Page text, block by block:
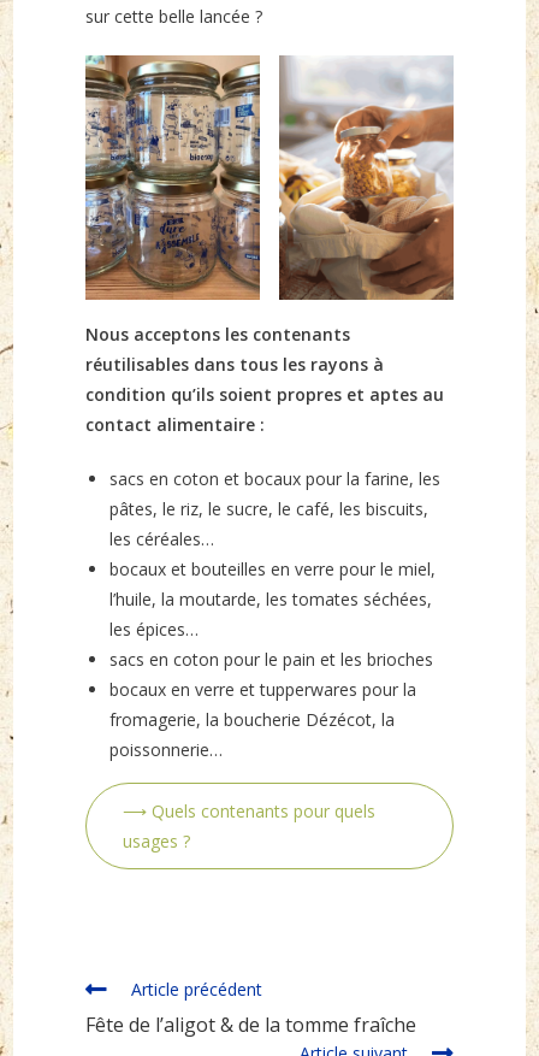
sur cette belle lancée ?
Nous acceptons les contenants
réutilisables dans tous les rayons à
condition qu’ils soient propres et aptes au
contact alimentaire :
sacs en coton et bocaux pour la farine, les
pâtes, le riz, le sucre, le café, les biscuits,
les céréales…
bocaux et bouteilles en verre pour le miel,
l’huile, la moutarde, les tomates séchées,
les épices…
sacs en coton pour le pain et les brioches
bocaux en verre et tupperwares pour la
fromagerie, la boucherie Dézécot, la
poissonnerie…
⟶ Quels contenants pour quels
usages ?
Read
articles
Article précédent
Fête de l’aligot & de la tomme fraîche